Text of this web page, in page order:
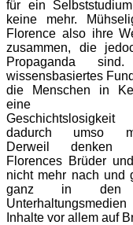
für ein
keine mehr.
Florence also ihre
zusammen, die
Propaganda
wissensbasiertes
die Menschen in
eine
dadurch umso
Derweil denken
Florences Brüder
nicht mehr nach und
ganz in den
Inhalte vor allem auf